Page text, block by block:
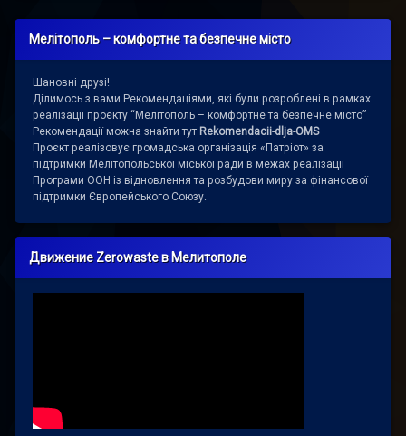
Мелітополь – комфортне та безпечне місто
Шановні друзі!
Ділимось з вами Рекомендаціями, які були розроблені в рамках
реалізації проєкту “Мелітополь – комфортне та безпечне місто”
Рекомендації можна знайти тут Rekomendacii-dlja-OMS
Проєкт реалізовує громадська організація «Патріот» за
підтримки Мелітопольської міської ради в межах реалізації
Програми ООН із відновлення та розбудови миру за фінансової
підтримки Європейського Союзу.
Движение Zerowaste в Мелитополе